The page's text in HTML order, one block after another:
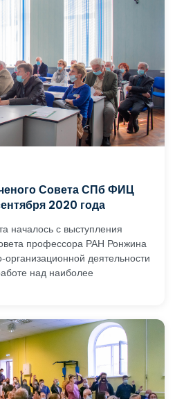
Совета СПб ФИЦ
2020 года
началось с выступления
профессора РАН Ронжина
деятельности
над наиболее